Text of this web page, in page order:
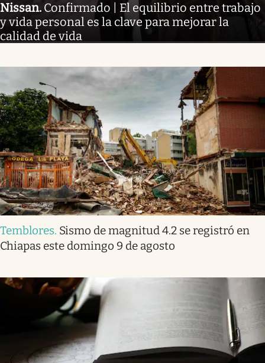
Nissan. Confirmado | El equilibrio entre trabajo
y vida personal es la clave para mejorar la
calidad de vida
Temblores. Sismo de magnitud 4.2 se registró en
Chiapas este domingo 9 de agosto